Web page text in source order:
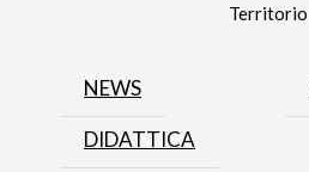
Territorio
NEWS
DIDATTICA